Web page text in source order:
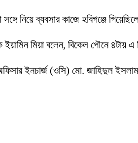
সঙ্গে নিয়ে ব্যবসার কাজে হবিগঞ্জে
ইয়ামিন মিয়া বলেন, বিকেল পৌনে ৪টায়
ইনচার্জ (ওসি) মো. জাহিদুল